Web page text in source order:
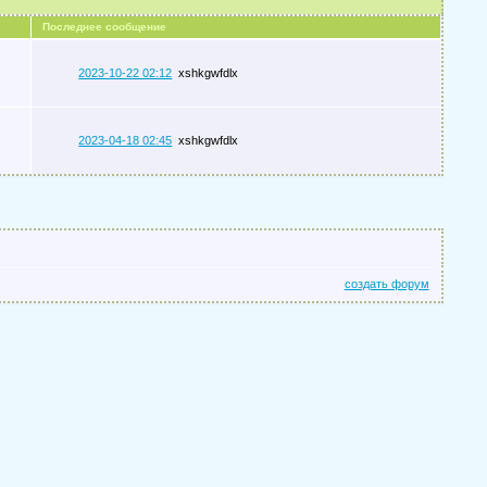
Последнее сообщение
2023-10-22 02:12 xshkgwfdlx
2023-04-18 02:45 xshkgwfdlx
создать форум